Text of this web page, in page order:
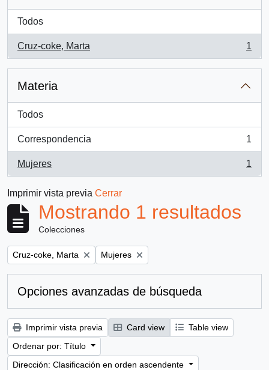
Todos
Cruz-coke, Marta
, 1 resultados
1
Materia
Todos
Correspondencia
, 1 resultados
1
Mujeres
, 1 resultados
1
Imprimir vista previa Cerrar
Mostrando 1 resultados
Colecciones
Remove filter:
Cruz-coke, Marta Remove filter:
Mujeres
Opciones avanzadas de búsqueda
Imprimir vista previa Card view
Table view
Ordenar por: Título
Dirección: Clasificación en orden ascendente